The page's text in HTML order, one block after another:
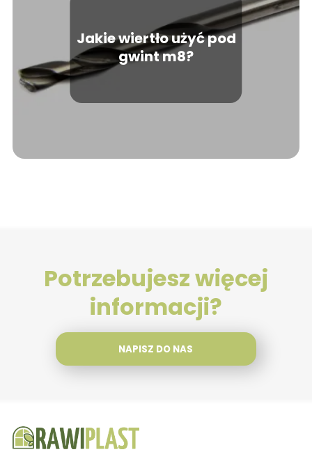
Jakie wiertło użyć pod
gwint m8?
Potrzebujesz więcej
informacji?
NAPISZ DO NAS